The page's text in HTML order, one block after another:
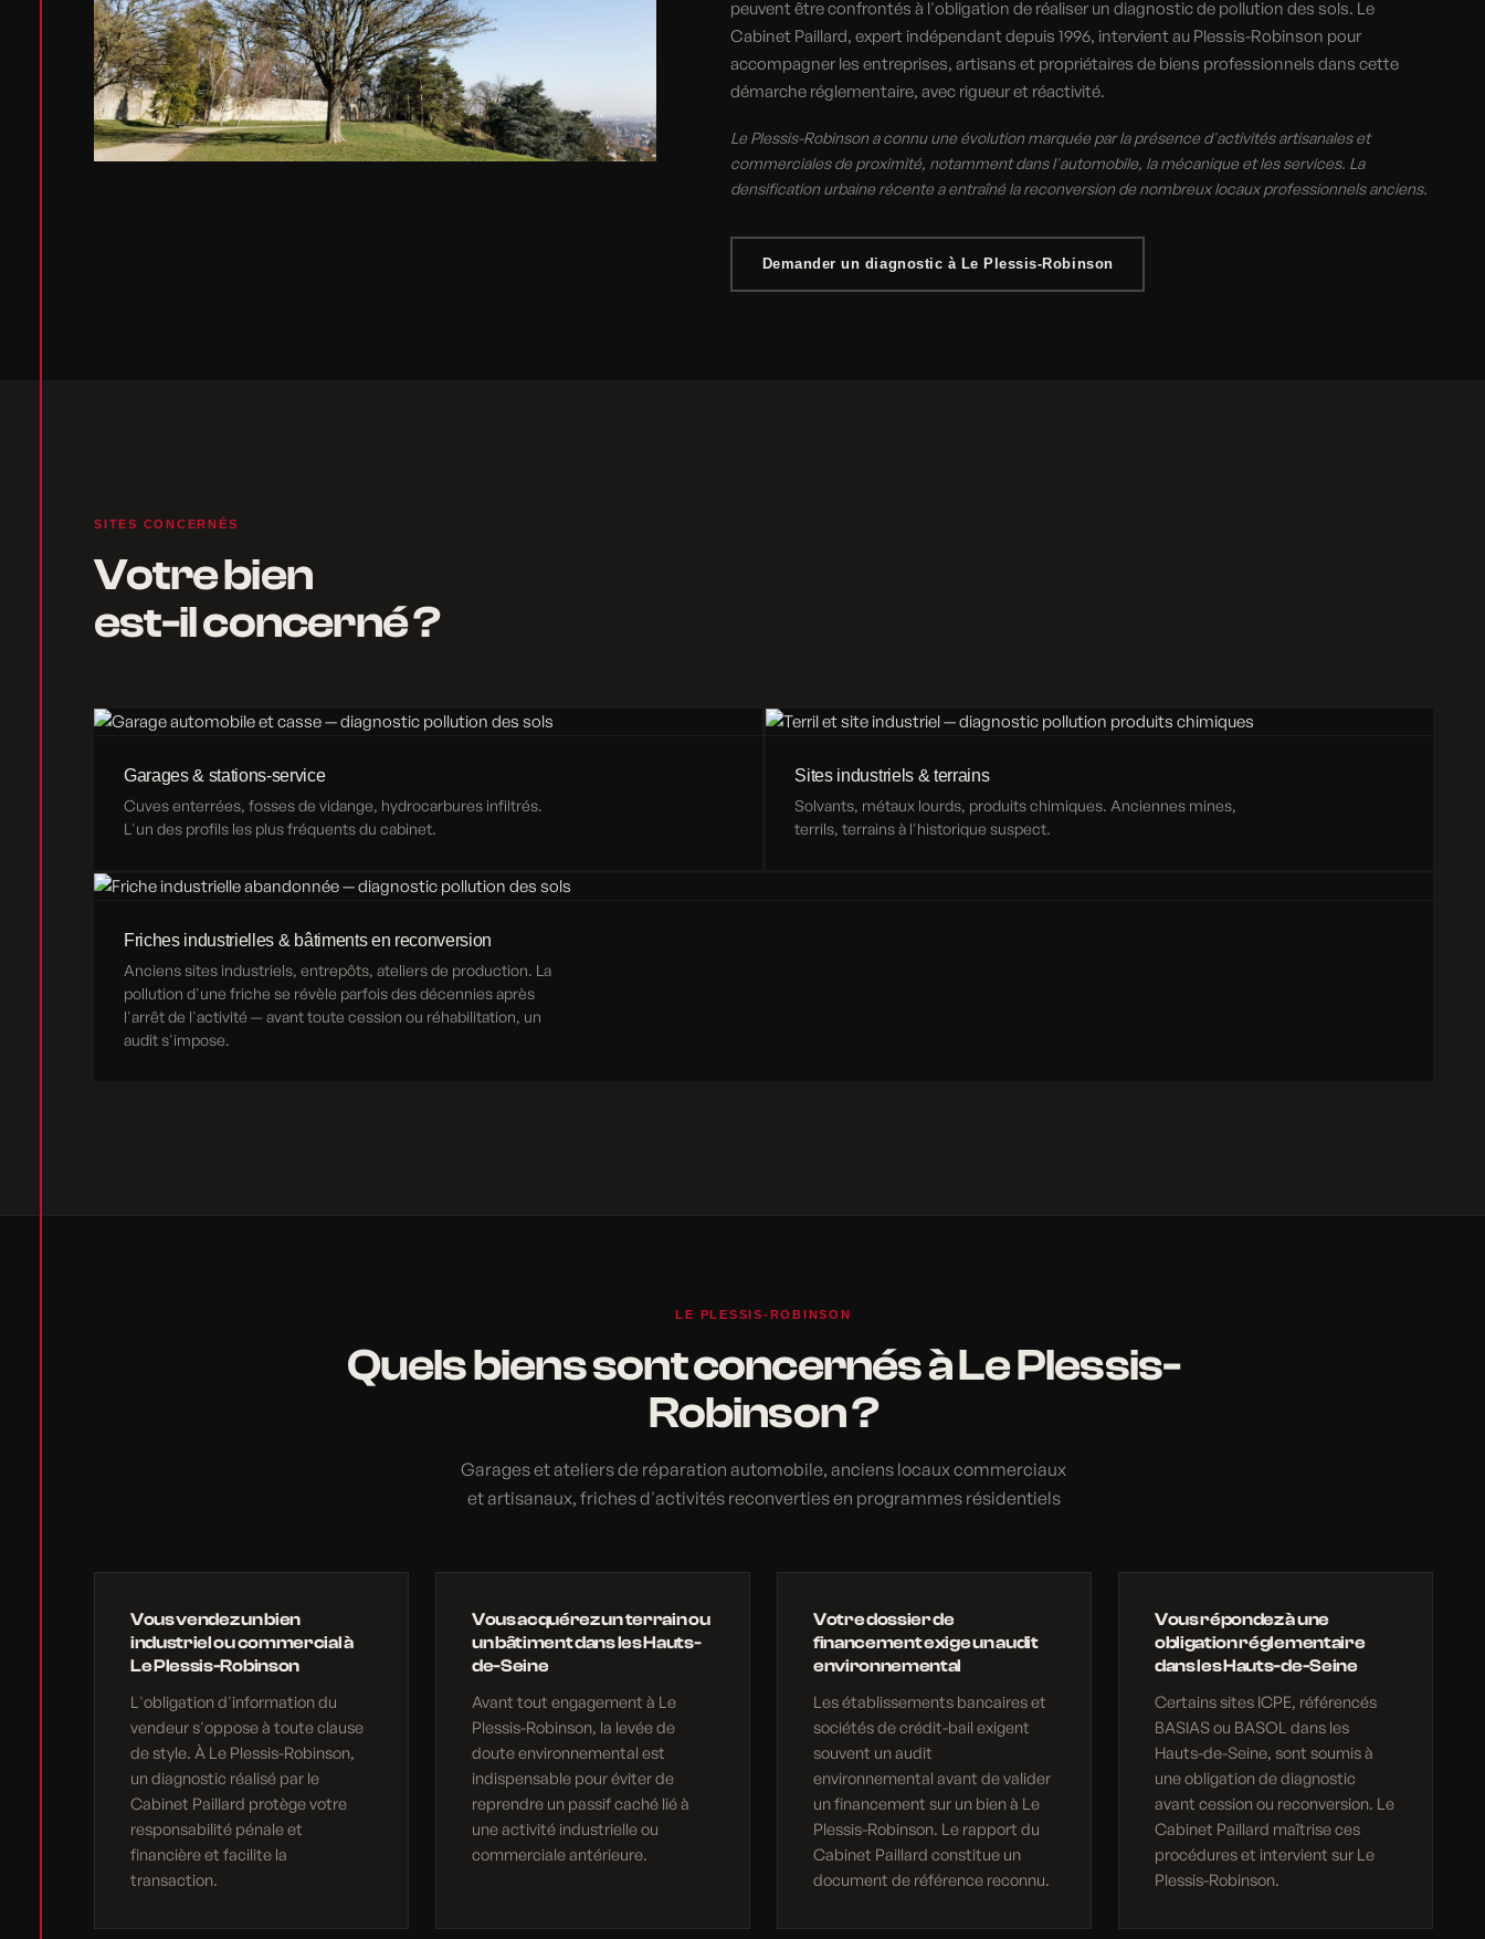
peuvent être confrontés à l'obligation de réaliser un diagnostic de pollution des sols. Le
Cabinet Paillard, expert indépendant depuis 1996, intervient au Plessis-Robinson pour
accompagner les entreprises, artisans et propriétaires de biens professionnels dans cette
démarche réglementaire, avec rigueur et réactivité.
Le Plessis-Robinson a connu une évolution marquée par la présence d'activités artisanales et
commerciales de proximité, notamment dans l'automobile, la mécanique et les services. La
densification urbaine récente a entraîné la reconversion de nombreux locaux professionnels anciens.
Demander un diagnostic à Le Plessis-Robinson
SITES CONCERNÉS
Votre bien
est-il concerné ?
Garages & stations-service
Cuves enterrées, fosses de vidange, hydrocarbures infiltrés.
L'un des profils les plus fréquents du cabinet.
Sites industriels & terrains
Solvants, métaux lourds, produits chimiques. Anciennes mines,
terrils, terrains à l'historique suspect.
Friches industrielles & bâtiments en reconversion
Anciens sites industriels, entrepôts, ateliers de production. La
pollution d'une friche se révèle parfois des décennies après
l'arrêt de l'activité — avant toute cession ou réhabilitation, un
audit s'impose.
LE PLESSIS-ROBINSON
Quels biens sont concernés à Le Plessis-
Robinson ?
Garages et ateliers de réparation automobile, anciens locaux commerciaux
et artisanaux, friches d'activités reconverties en programmes résidentiels
Vous vendez un bien
industriel ou commercial à
Le Plessis-Robinson
L'obligation d'information du
vendeur s'oppose à toute clause
de style. À Le Plessis-Robinson,
un diagnostic réalisé par le
Cabinet Paillard protège votre
responsabilité pénale et
financière et facilite la
transaction.
Vous acquérez un terrain ou
un bâtiment dans les Hauts-
de-Seine
Avant tout engagement à Le
Plessis-Robinson, la levée de
doute environnemental est
indispensable pour éviter de
reprendre un passif caché lié à
une activité industrielle ou
commerciale antérieure.
Votre dossier de
financement exige un audit
environnemental
Les établissements bancaires et
sociétés de crédit-bail exigent
souvent un audit
environnemental avant de valider
un financement sur un bien à Le
Plessis-Robinson. Le rapport du
Cabinet Paillard constitue un
document de référence reconnu.
Vous répondez à une
obligation réglementaire
dans les Hauts-de-Seine
Certains sites ICPE, référencés
BASIAS ou BASOL dans les
Hauts-de-Seine, sont soumis à
une obligation de diagnostic
avant cession ou reconversion. Le
Cabinet Paillard maîtrise ces
procédures et intervient sur Le
Plessis-Robinson.